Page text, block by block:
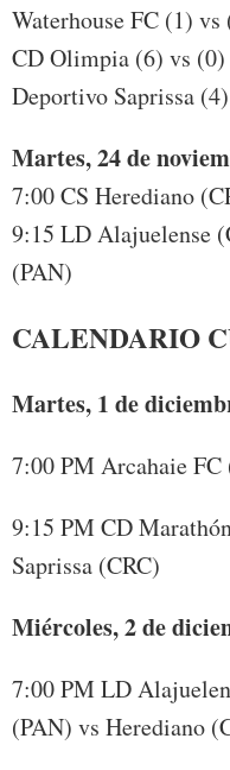
Waterhouse FC (1)
CD Olimpia (6) vs (0)
Deportivo Saprissa
Martes, 24 de
7:00 CS Herediano
9:15 LD Alajuelense
(PAN)
CALENDARIO
Martes, 1 de
7:00 PM Arcahaie
9:15 PM CD
Saprissa (CRC)
Miércoles, 2 de
7:00 PM LD
(PAN) vs Herediano